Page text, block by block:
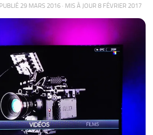
29 MARS 2016 · MIS À JOUR 8 FÉVRIER 2017